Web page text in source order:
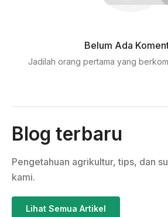
Belum Ada
Jadilah orang pertama yang
Blog terbaru
Pengetahuan agrikultur, tips, dan
kami.
Lihat Semua Artikel